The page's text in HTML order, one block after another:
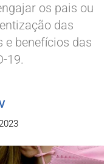
os pais ou
das
e benefícios das
19.